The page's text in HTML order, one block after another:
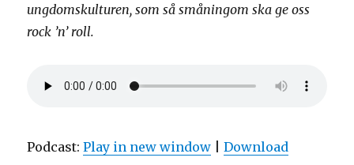
ungdomskulturen, som så småningom ska ge oss
rock ’n’ roll.
Podcast:Play in new window |Download